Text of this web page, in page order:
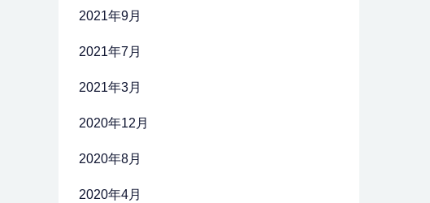
2021年9月
2021年7月
2021年3月
2020年12月
2020年8月
2020年4月